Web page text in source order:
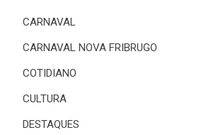
CARNAVAL
CARNAVAL NOVA FRIBRUGO
COTIDIANO
CULTURA
DESTAQUES